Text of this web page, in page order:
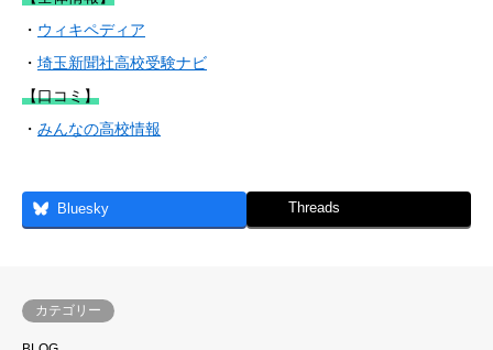
・ ウィキペディア
・ 埼玉新聞社高校受験ナビ
【口コミ】
・ みんなの高校情報
Bluesky Threads
カテゴリー